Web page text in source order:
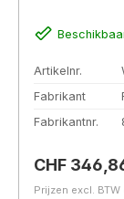
Artikelnr.
Fabrikant
Fabrikantnr.
Normale
CHF
Prijzen excl.